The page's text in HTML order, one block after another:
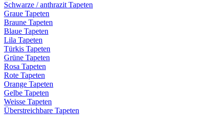
Schwarze / anthrazit Tapeten
Graue Tapeten
Braune Tapeten
Blaue Tapeten
Lila Tapeten
Türkis Tapeten
Grüne Tapeten
Rosa Tapeten
Rote Tapeten
Orange Tapeten
Gelbe Tapeten
Weisse Tapeten
Überstreichbare Tapeten